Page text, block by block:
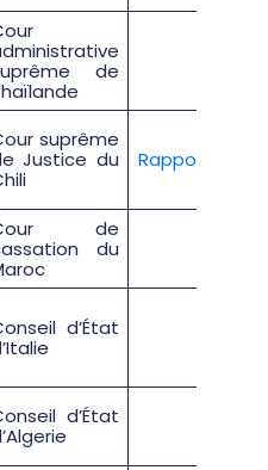
de
suprême
Justice du
Rapport
de
du
d’État
d’État